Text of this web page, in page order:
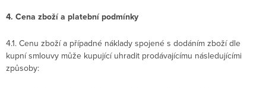
4. Cena zboží a platební podmínky
4.1. Cenu zboží a případné náklady spojené s dodáním zboží dle
kupní smlouvy může kupující uhradit prodávajícímu následujícími
způsoby: